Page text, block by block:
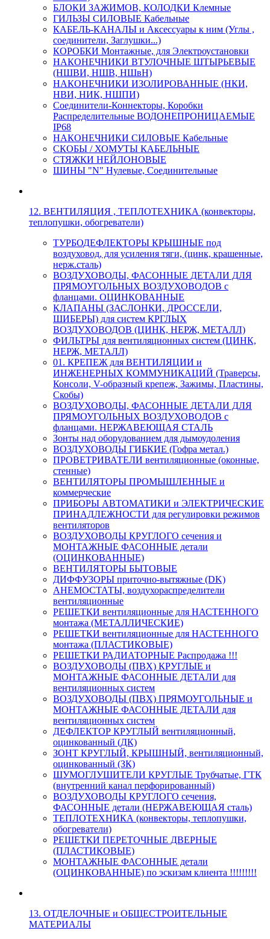
БЛОКИ ЗАЖИМОВ, КОЛОДКИ Клемные
ГИЛЬЗЫ СИЛОВЫЕ Кабельные
КАБЕЛЬ-КАНАЛЫ и Аксессуары к ним (Углы ,
соединители, Заглушки...)
КОРОБКИ Монтажные, для Электроустановки
НАКОНЕЧНИКИ ВТУЛОЧНЫЕ ШТЫРЬЕВЫЕ
(НШВИ, НШВ, НШвН)
НАКОНЕЧНИКИ ИЗОЛИРОВАННЫЕ (НКИ,
НВИ, НИК, НШПИ)
Соединители-Коннекторы, Коробки
Распределительные ВОДОНЕПРОНИЦАЕМЫЕ
IP68
НАКОНЕЧНИКИ СИЛОВЫЕ Кабельные
СКОБЫ / ХОМУТЫ КАБЕЛЬНЫЕ
СТЯЖКИ НЕЙЛОНОВЫЕ
ШИНЫ "N" Нулевые, Соединительные
12. ВЕНТИЛЯЦИЯ , ТЕПЛОТЕХНИКА (конвекторы,
теплопушки, обогреватели)
ТУРБОДЕФЛЕКТОРЫ КРЫШНЫЕ под
воздуховод, для усиления тяги, (цинк, крашенные,
нерж.сталь)
ВОЗДУХОВОДЫ, ФАСОННЫЕ ДЕТАЛИ ДЛЯ
ПРЯМОУГОЛЬНЫХ ВОЗДУХОВОДОВ с
фланцами. ОЦИНКОВАННЫЕ
КЛАПАНЫ (ЗАСЛОНКИ, ДРОССЕЛИ,
ШИБЕРЫ) для систем КРГЛЫХ
ВОЗДУХОВОДОВ (ЦИНК, НЕРЖ, МЕТАЛЛ)
ФИЛЬТРЫ для вентиляционных систем (ЦИНК,
НЕРЖ, МЕТАЛЛ)
01. КРЕПЕЖ для ВЕНТИЛЯЦИИ и
ИНЖЕНЕРНЫХ КОММУНИКАЦИЙ (Траверсы,
Консоли, V-образный крепеж, Зажимы, Пластины,
Скобы)
ВОЗДУХОВОДЫ, ФАСОННЫЕ ДЕТАЛИ ДЛЯ
ПРЯМОУГОЛЬНЫХ ВОЗДУХОВОДОВ с
фланцами. НЕРЖАВЕЮЩАЯ СТАЛЬ
Зонты над оборудованием для дымоудоления
ВОЗДУХОВОДЫ ГИБКИЕ (Гофра метал.)
ПРОВЕТРИВАТЕЛИ вентиляционные (оконные,
стенные)
ВЕНТИЛЯТОРЫ ПРОМЫШЛЕННЫЕ и
коммерческие
ПРИБОРЫ АВТОМАТИКИ и ЭЛЕКТРИЧЕСКИЕ
ПРИНАДЛЕЖНОСТИ для регулировки режимов
вентиляторов
ВОЗДУХОВОДЫ КРУГЛОГО сечения и
МОНТАЖНЫЕ ФАСОННЫЕ детали
(ОЦИНКОВАННЫЕ)
ВЕНТИЛЯТОРЫ БЫТОВЫЕ
ДИФФУЗОРЫ приточно-вытяжные (DK)
АНЕМОСТАТЫ, воздухораспределители
вентиляционные
РЕШЕТКИ вентиляционные для НАСТЕННОГО
монтажа (МЕТАЛЛИЧЕСКИЕ)
РЕШЕТКИ вентиляционные для НАСТЕННОГО
монтажа (ПЛАСТИКОВЫЕ)
РЕШЕТКИ РАДИАТОРНЫЕ Распродажа !!!
ВОЗДУХОВОДЫ (ПВХ) КРУГЛЫЕ и
МОНТАЖНЫЕ ФАСОННЫЕ ДЕТАЛИ для
вентиляционных систем
ВОЗДУХОВОДЫ (ПВХ) ПРЯМОУГОЛЬНЫЕ и
МОНТАЖНЫЕ ФАСОННЫЕ ДЕТАЛИ для
вентиляционных систем
ДЕФЛЕКТОР КРУГЛЫЙ вентиляционный,
оцинкованный (ДК)
ЗОНТ КРУГЛЫЙ, КРЫШНЫЙ, вентиляционный,
оцинкованный (ЗК)
ШУМОГЛУШИТЕЛИ КРУГЛЫЕ Трубчатые, ГТК
(внутренний канал перфорированный)
ВОЗДУХОВОДЫ КРУГЛОГО сечения,
ФАСОННЫЕ детали (НЕРЖАВЕЮЩАЯ сталь)
ТЕПЛОТЕХНИКА (конвекторы, теплопушки,
обогреватели)
РЕШЕТКИ ПЕРЕТОЧНЫЕ ДВЕРНЫЕ
(ПЛАСТИКОВЫЕ)
МОНТАЖНЫЕ ФАСОННЫЕ детали
(ОЦИНКОВАННЫЕ) по эскизам клиента !!!!!!!!!
13. ОТДЕЛОЧНЫЕ и ОБЩЕСТРОИТЕЛЬНЫЕ
МАТЕРИАЛЫ